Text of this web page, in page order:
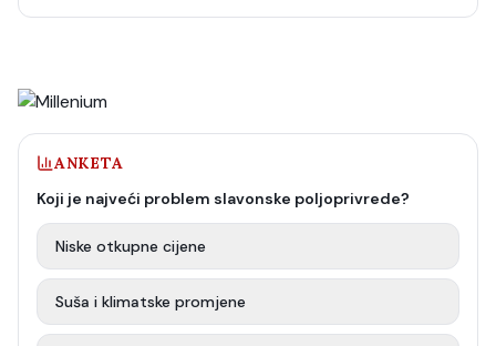
ANKETA
Koji je najveći problem slavonske poljoprivrede?
Niske otkupne cijene
Suša i klimatske promjene